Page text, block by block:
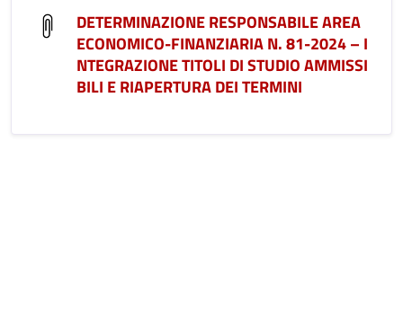
DETERMINAZIONE RESPONSABILE AREA
ECONOMICO-FINANZIARIA N. 81-2024 – I
NTEGRAZIONE TITOLI DI STUDIO AMMISSI
BILI E RIAPERTURA DEI TERMINI